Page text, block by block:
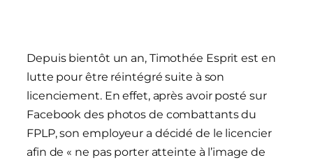
Depuis bientôt un an, Timothée Esprit est en
lutte pour être réintégré suite à son
licenciement. En effet, après avoir posté sur
Facebook des photos de combattants du
FPLP, son employeur a décidé de le licencier
afin de « ne pas porter atteinte à l’image de